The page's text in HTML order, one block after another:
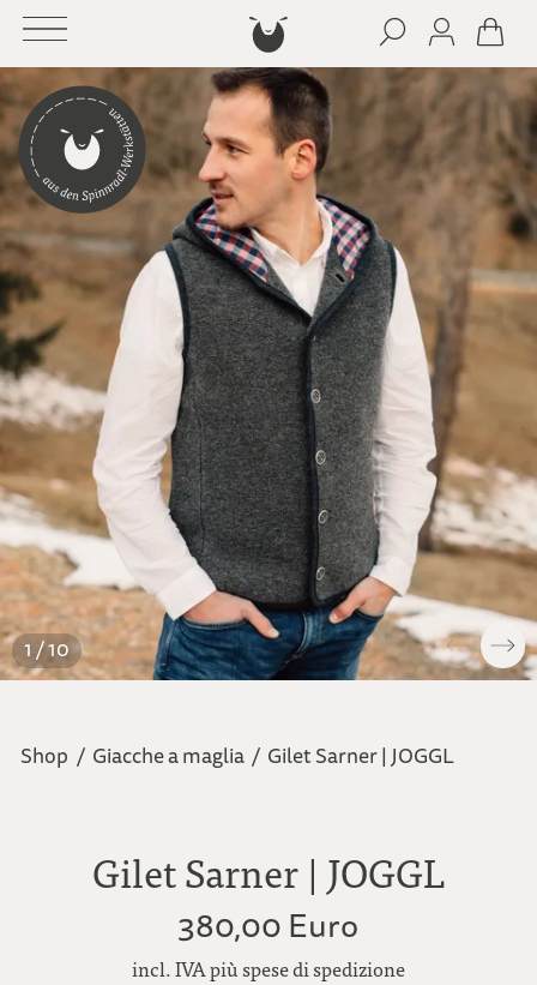
1 / 10
Shop / Giacche a maglia / Gilet Sarner | JOGGL
Gilet Sarner | JOGGL
380,00 Euro
incl. IVA più spese di spedizione